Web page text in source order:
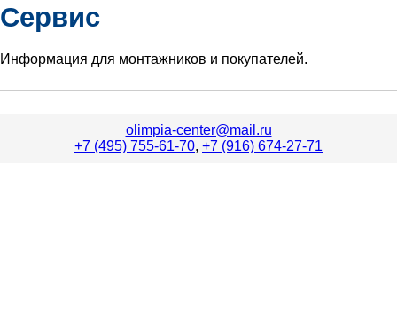
Сервис
Информация для монтажников и покупателей.
olimpia-center@mail.ru
+7 (495) 755-61-70, +7 (916) 674-27-71